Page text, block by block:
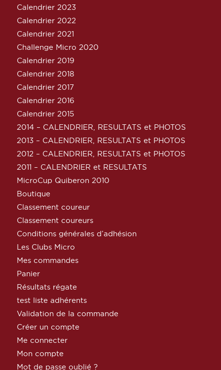
Calendrier 2023
Calendrier 2022
Calendrier 2021
Challenge Micro 2020
Calendrier 2019
Calendrier 2018
Calendrier 2017
Calendrier 2016
Calendrier 2015
2014 – CALENDRIER, RESULTATS et PHOTOS
2013 – CALENDRIER, RESULTATS et PHOTOS
2012 – CALENDRIER, RESULTATS et PHOTOS
2011 – CALENDRIER et RESULTATS
MicroCup Quiberon 2010
Boutique
Classement coureur
Classement coureurs
Conditions générales d’adhésion
Les Clubs Micro
Mes commandes
Panier
Résultats régate
test liste adhérents
Validation de la commande
Créer un compte
Me connecter
Mon compte
Mot de passe oublié ?